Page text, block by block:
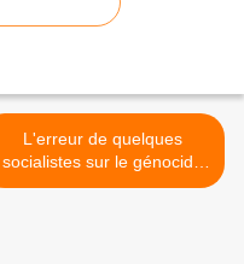
L'erreur de quelques
socialistes sur le génocide
arménien >